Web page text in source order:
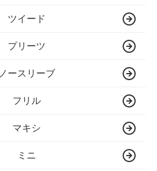
ツイード
プリーツ
ノースリーブ
フリル
マキシ
ミニ